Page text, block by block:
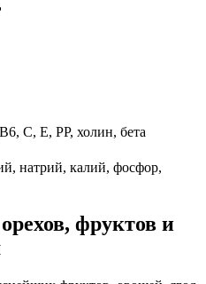
С, Е, РР, холин, бета
натрий, калий, фосфор,
фруктов и